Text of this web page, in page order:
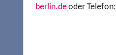
berlin.deoder Telefon: